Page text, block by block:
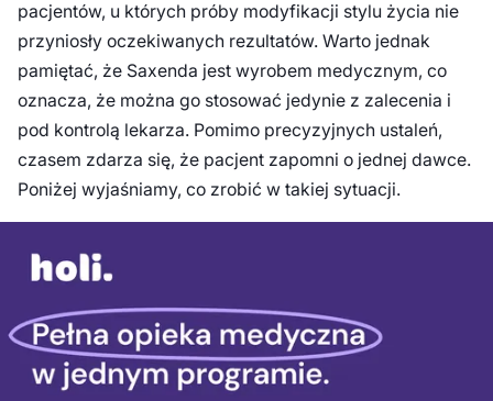
pacjentów, u których próby modyfikacji stylu życia nie
przyniosły oczekiwanych rezultatów. Warto jednak
pamiętać, że Saxenda jest wyrobem medycznym, co
oznacza, że można go stosować jedynie z zalecenia i
pod kontrolą lekarza. Pomimo precyzyjnych ustaleń,
czasem zdarza się, że pacjent zapomni o jednej dawce.
Poniżej wyjaśniamy, co zrobić w takiej sytuacji.